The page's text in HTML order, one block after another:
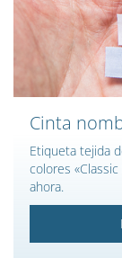
Cinta
Etiqueta tejida
colores
ahora.